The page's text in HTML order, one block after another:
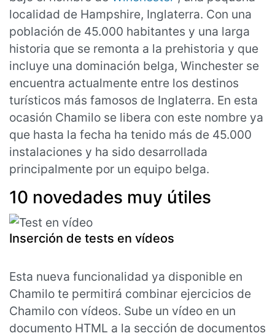
localidad de Hampshire, Inglaterra. Con una
población de 45.000 habitantes y una larga
historia que se remonta a la prehistoria y que
incluye una dominación belga, Winchester se
encuentra actualmente entre los destinos
turísticos más famosos de Inglaterra. En esta
ocasión Chamilo se libera con este nombre ya
que hasta la fecha ha tenido más de 45.000
instalaciones y ha sido desarrollada
principalmente por un equipo belga.
10 novedades muy útiles
Inserción de tests en vídeos
Esta nueva funcionalidad ya disponible en
Chamilo te permitirá combinar ejercicios de
Chamilo con vídeos. Sube un vídeo en un
documento HTML a la sección de documentos